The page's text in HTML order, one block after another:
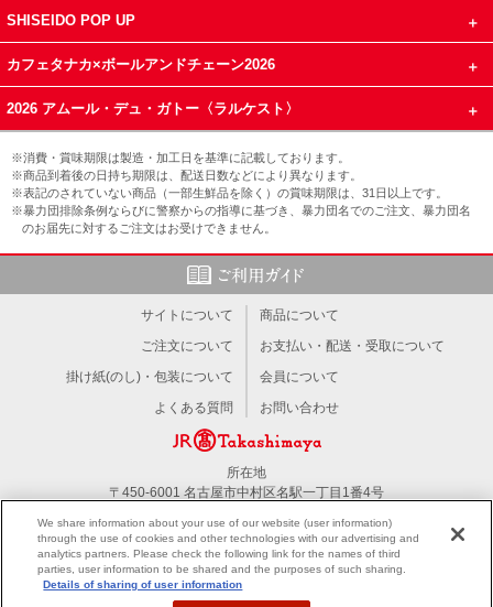
SHISEIDO POP UP
カフェタナカ×ボールアンドチェーン2026
2026 アムール・デュ・ガトー〈ラルケスト〉
※消費・賞味期限は製造・加工日を基準に記載しております。
※商品到着後の日持ち期限は、配送日数などにより異なります。
※表記のされていない商品（一部生鮮品を除く）の賞味期限は、31日以上です。
※暴力団排除条例ならびに警察からの指導に基づき、暴力団名でのご注文、暴力団名
のお届先に対するご注文はお受けできません。
サイトについて
商品について
ご注文について
お支払い・配送・受取について
掛け紙(のし)・包装について
会員について
よくある質問
お問い合わせ
所在地
〒450-6001 名古屋市中村区名駅一丁目1番4号
PC版を見る
We share information about your use of our website (user information)
through the use of cookies and other technologies with our advertising and
analytics partners. Please check the following link for the names of third
parties, user information to be shared and the purposes of such sharing.
Details of sharing of user information